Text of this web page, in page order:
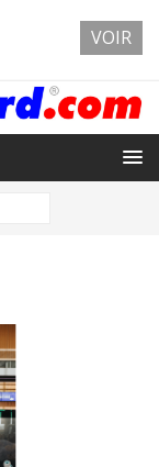
VOIR